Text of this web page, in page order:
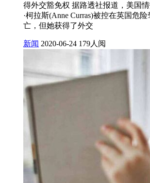
得外交豁免权 据路透社报道，美国
·柯拉斯(Anne Curras)被控在英国危
亡，但她获得了外交
新闻 2020-06-24 179人阅